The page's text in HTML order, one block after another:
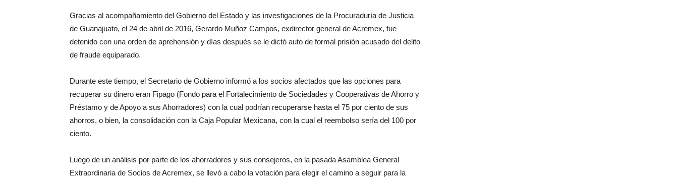
Gracias al acompañamiento del Gobierno del Estado y las investigaciones de la Procuraduría de Justicia
de Guanajuato, el 24 de abril de 2016, Gerardo Muñoz Campos, exdirector general de Acremex, fue
detenido con una orden de aprehensión y días después se le dictó auto de formal prisión acusado del delito
de fraude equiparado.
Durante este tiempo, el Secretario de Gobierno informó a los socios afectados que las opciones para
recuperar su dinero eran Fipago (Fondo para el Fortalecimiento de Sociedades y Cooperativas de Ahorro y
Préstamo y de Apoyo a sus Ahorradores) con la cual podrían recuperarse hasta el 75 por ciento de sus
ahorros, o bien, la consolidación con la Caja Popular Mexicana, con la cual el reembolso sería del 100 por
ciento.
Luego de un análisis por parte de los ahorradores y sus consejeros, en la pasada Asamblea General
Extraordinaria de Socios de Acremex, se llevó a cabo la votación para elegir el camino a seguir para la